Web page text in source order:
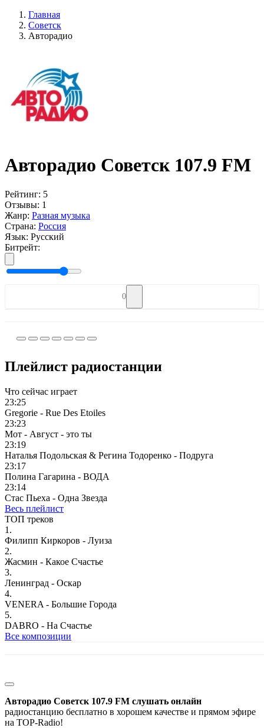
Главная
Советск
Авторадио
Авторадио Советск 107.9 FM
Рейтинг: 5
Отзывы: 1
Жанр: Разная музыка
Страна: Россия
Язык: Русский
Битрейт:
0
Плейлист радиостанции
Что сейчас играет
23:25
Gregorie - Rue Des Etoiles
23:23
Мот - Август - это ты
23:19
Наталья Подольская & Регина Тодоренко - Подруга
23:17
Полина Гагарина - ВОДА
23:14
Стас Пьеха - Одна Звезда
Весь плейлист
ТОП треков
1.
Филипп Киркоров - Луиза
2.
Жасмин - Какое Счастье
3.
Ленинград - Оскар
4.
VENERA - Большие Города
5.
DABRO - На Счастье
Все композиции
Авторадио Советск 107.9 FM слушать онлайн
радиостанцию бесплатно в хорошем качестве и прямом эфире
на TOP-Radio!